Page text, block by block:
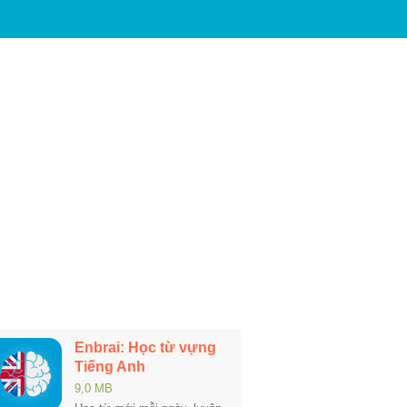
Enbrai: Học từ vựng
Tiếng Anh
9,0 MB